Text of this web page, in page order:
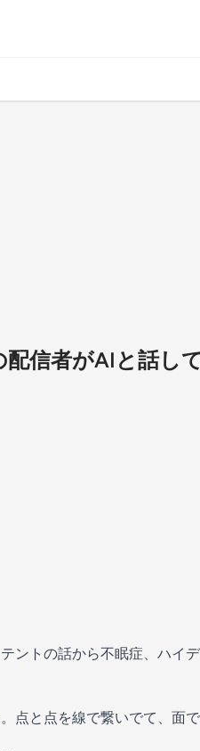
配信者がAIと話し
ントの話から不眠症、ハイ
点と点を線で繋いでて、面で